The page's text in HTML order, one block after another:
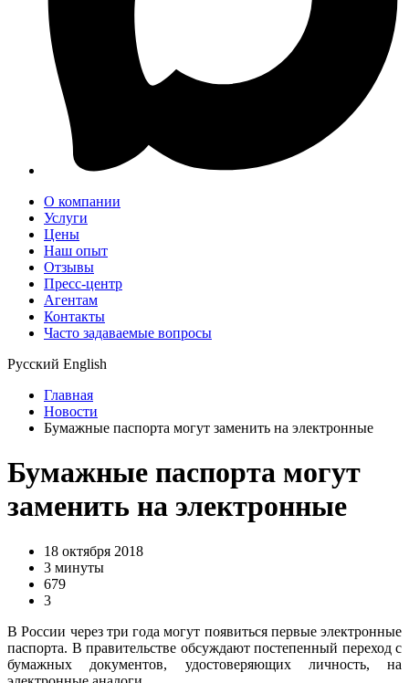
О компании
Услуги
Цены
Наш опыт
Отзывы
Пресс-центр
Агентам
Контакты
Часто задаваемые вопросы
Русский English
Главная
Новости
Бумажные паспорта могут заменить на электронные
Бумажные паспорта могут
заменить на электронные
18 октября 2018
3 минуты
679
3
В России через три года могут появиться первые электронные
паспорта. В правительстве обсуждают постепенный переход с
бумажных документов, удостоверяющих личность, на